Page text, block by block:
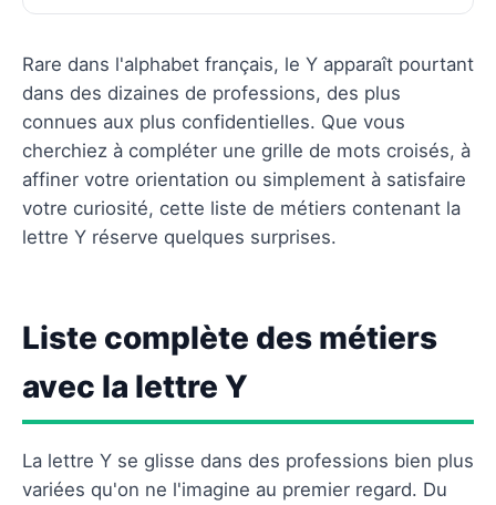
Liste complète des métiers avec la lettre Y
Portraits de métiers avec la lettre Y
Métiers rares avec la lettre Y
Comment ces métiers influencent notre
quotidien
Questions fréquentes
Rare dans l'alphabet français, le Y apparaît pourtant
dans des dizaines de professions, des plus
connues aux plus confidentielles. Que vous
cherchiez à compléter une grille de mots croisés, à
affiner votre orientation ou simplement à satisfaire
votre curiosité, cette liste de métiers contenant la
lettre Y réserve quelques surprises.
Liste complète des métiers
avec la lettre Y
La lettre Y se glisse dans des professions bien plus
variées qu'on ne l'imagine au premier regard. Du